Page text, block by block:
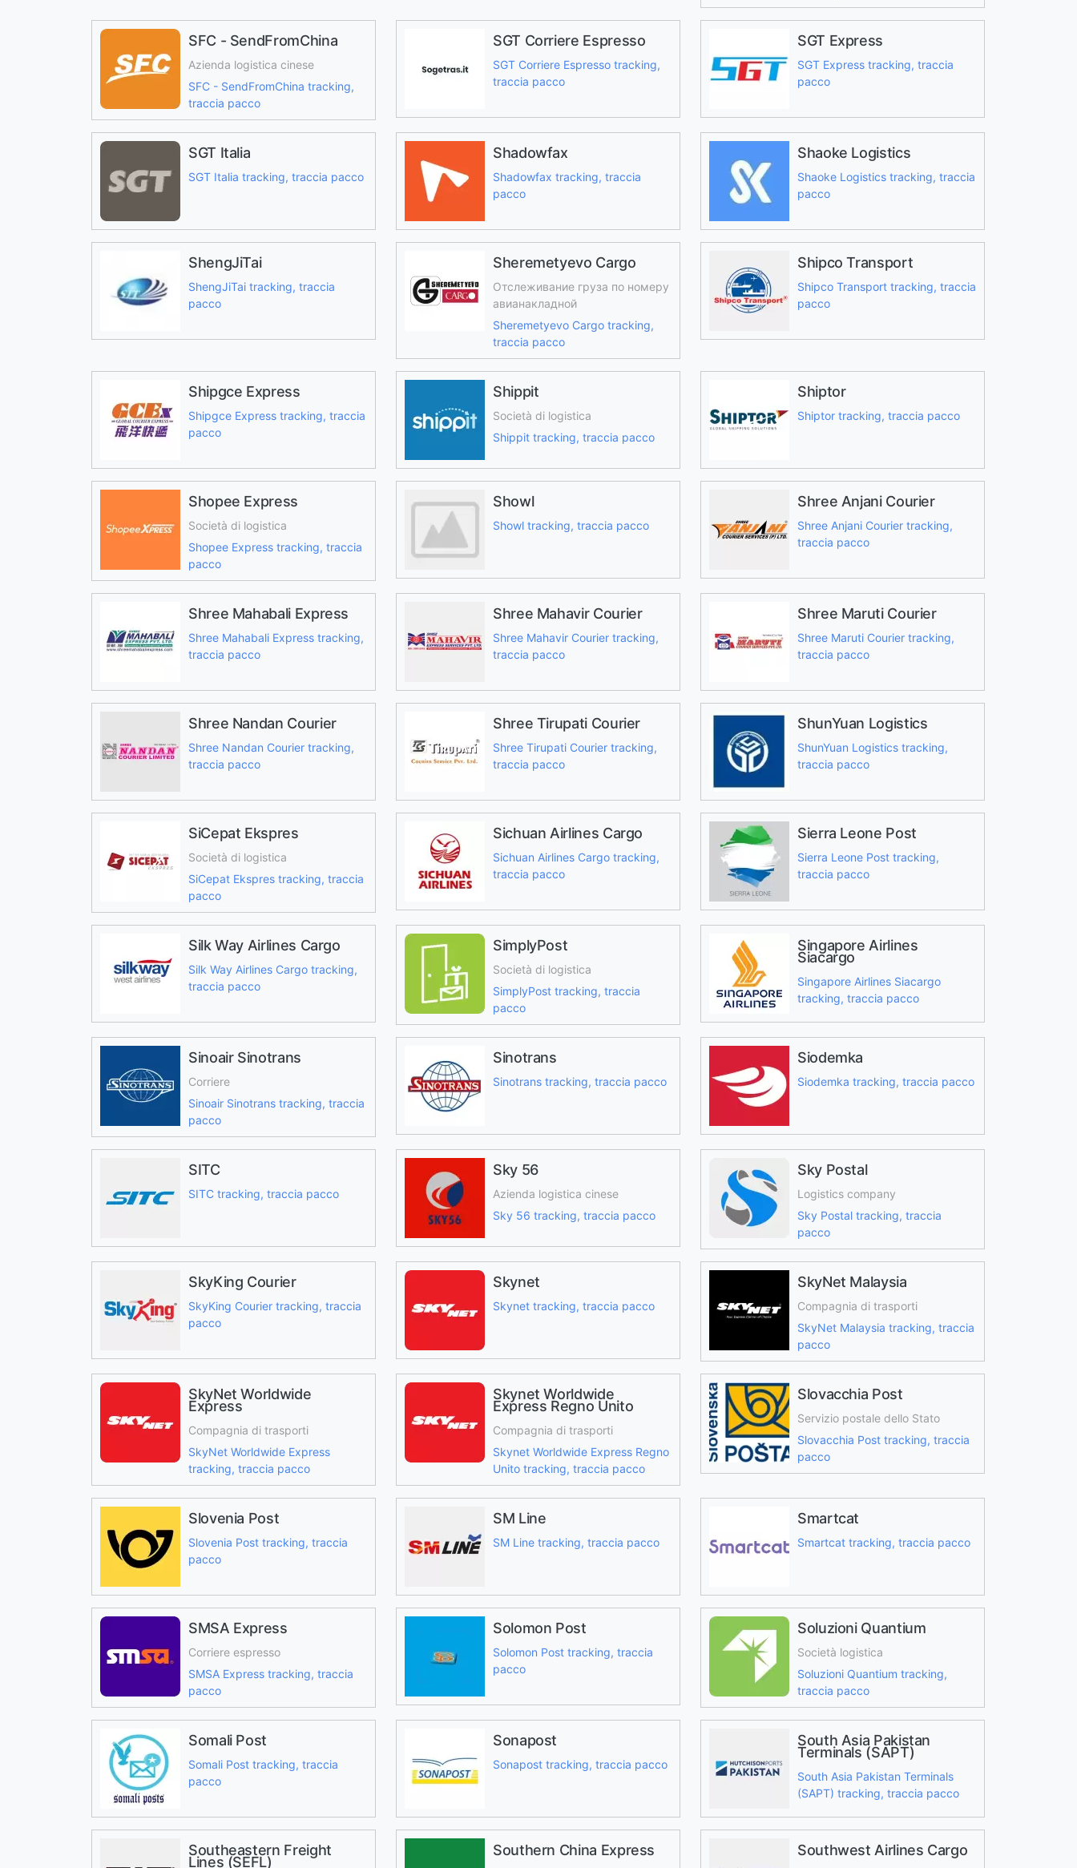
SFC - SendFromChina
Azienda logistica cinese
SFC - SendFromChina tracking,
traccia pacco
SGT Corriere Espresso
SGT Corriere Espresso tracking,
traccia pacco
SGT Express
SGT Express tracking, traccia
pacco
SGT Italia
SGT Italia tracking, traccia pacco
Shadowfax
Shadowfax tracking, traccia
pacco
Shaoke Logistics
Shaoke Logistics tracking, traccia
pacco
ShengJiTai
ShengJiTai tracking, traccia
pacco
Sheremetyevo Cargo
Отслеживание груза по номеру
авианакладной
Sheremetyevo Cargo tracking,
traccia pacco
Shipco Transport
Shipco Transport tracking, traccia
pacco
Shipgce Express
Shipgce Express tracking, traccia
pacco
Shippit
Società di logistica
Shippit tracking, traccia pacco
Shiptor
Shiptor tracking, traccia pacco
Shopee Express
Società di logistica
Shopee Express tracking, traccia
pacco
Showl
Showl tracking, traccia pacco
Shree Anjani Courier
Shree Anjani Courier tracking,
traccia pacco
Shree Mahabali Express
Shree Mahabali Express tracking,
traccia pacco
Shree Mahavir Courier
Shree Mahavir Courier tracking,
traccia pacco
Shree Maruti Courier
Shree Maruti Courier tracking,
traccia pacco
Shree Nandan Courier
Shree Nandan Courier tracking,
traccia pacco
Shree Tirupati Courier
Shree Tirupati Courier tracking,
traccia pacco
ShunYuan Logistics
ShunYuan Logistics tracking,
traccia pacco
SiCepat Ekspres
Società di logistica
SiCepat Ekspres tracking, traccia
pacco
Sichuan Airlines Cargo
Sichuan Airlines Cargo tracking,
traccia pacco
Sierra Leone Post
Sierra Leone Post tracking,
traccia pacco
Silk Way Airlines Cargo
Silk Way Airlines Cargo tracking,
traccia pacco
SimplyPost
Società di logistica
SimplyPost tracking, traccia
pacco
Singapore Airlines
Siacargo
Singapore Airlines Siacargo
tracking, traccia pacco
Sinoair Sinotrans
Corriere
Sinoair Sinotrans tracking, traccia
pacco
Sinotrans
Sinotrans tracking, traccia pacco
Siodemka
Siodemka tracking, traccia pacco
SITC
SITC tracking, traccia pacco
Sky 56
Azienda logistica cinese
Sky 56 tracking, traccia pacco
Sky Postal
Logistics company
Sky Postal tracking, traccia
pacco
SkyKing Courier
SkyKing Courier tracking, traccia
pacco
Skynet
Skynet tracking, traccia pacco
SkyNet Malaysia
Compagnia di trasporti
SkyNet Malaysia tracking, traccia
pacco
SkyNet Worldwide
Express
Compagnia di trasporti
SkyNet Worldwide Express
tracking, traccia pacco
Skynet Worldwide
Express Regno Unito
Compagnia di trasporti
Skynet Worldwide Express Regno
Unito tracking, traccia pacco
Slovacchia Post
Servizio postale dello Stato
Slovacchia Post tracking, traccia
pacco
Slovenia Post
Slovenia Post tracking, traccia
pacco
SM Line
SM Line tracking, traccia pacco
Smartcat
Smartcat tracking, traccia pacco
SMSA Express
Corriere espresso
SMSA Express tracking, traccia
pacco
Solomon Post
Solomon Post tracking, traccia
pacco
Soluzioni Quantium
Società logistica
Soluzioni Quantium tracking,
traccia pacco
Somali Post
Somali Post tracking, traccia
pacco
Sonapost
Sonapost tracking, traccia pacco
South Asia Pakistan
Terminals (SAPT)
South Asia Pakistan Terminals
(SAPT) tracking, traccia pacco
Southeastern Freight
Lines (SEFL)
Southern China Express Southwest Airlines Cargo